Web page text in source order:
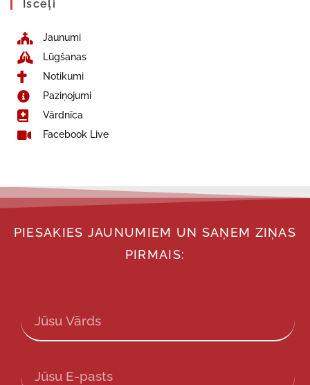
Īsceļi
Jaunumi
Lūgšanas
Notikumi
Paziņojumi
Vārdnīca
Facebook Live
PIESAKIES JAUNUMIEM UN SAŅEM ZIŅAS
PIRMAIS: